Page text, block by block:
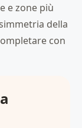
e zone più
della
con